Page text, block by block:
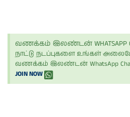
வணக்கம் இலண்டன் WHATSAPP
நாட்டு நடப்புகளை உங்கள்
வணக்கம் இலண்டன் WhatsApp
JOIN NOW